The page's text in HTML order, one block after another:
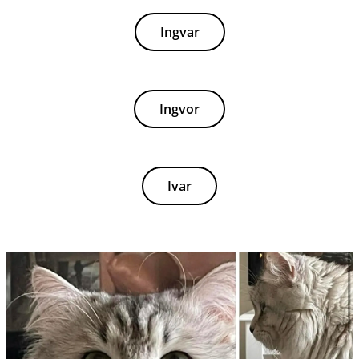
Ingvar
Ingvor
Ivar